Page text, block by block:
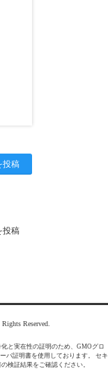
投稿
投稿
Reserved.
と実在性の証明のため、GMOグロ
バ証明書を使用しております。 セキ
検証結果をご確認ください。